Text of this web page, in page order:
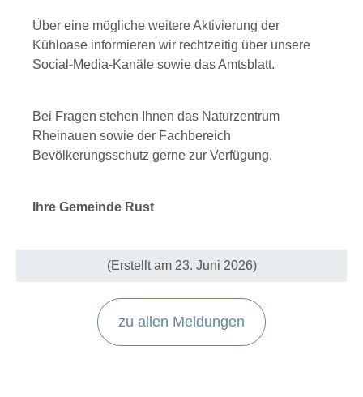
Über eine mögliche weitere Aktivierung der
Kühloase informieren wir rechtzeitig über unsere
Social-Media-Kanäle sowie das Amtsblatt.
Bei Fragen stehen Ihnen das Naturzentrum
Rheinauen sowie der Fachbereich
Bevölkerungsschutz gerne zur Verfügung.
Ihre Gemeinde Rust
(Erstellt am 23. Juni 2026)
zu allen Meldungen